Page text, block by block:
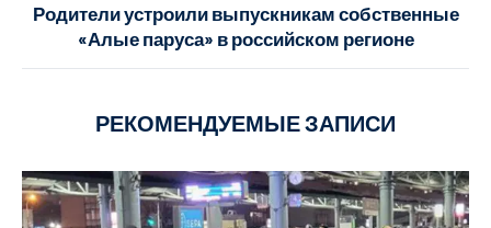
Родители устроили выпускникам собственные
«Алые паруса» в российском регионе
РЕКОМЕНДУЕМЫЕ ЗАПИСИ